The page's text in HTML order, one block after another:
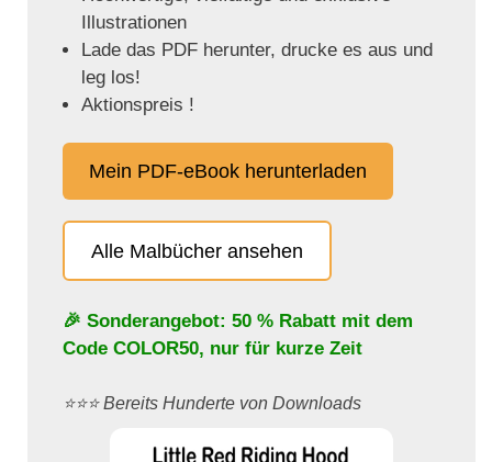
Illustrationen
Lade das PDF herunter, drucke es aus und
leg los!
Aktionspreis !
Mein PDF-eBook herunterladen
Alle Malbücher ansehen
🎉 Sonderangebot: 50 % Rabatt mit dem
Code COLOR50, nur für kurze Zeit
⭐️⭐️⭐️ Bereits Hunderte von Downloads